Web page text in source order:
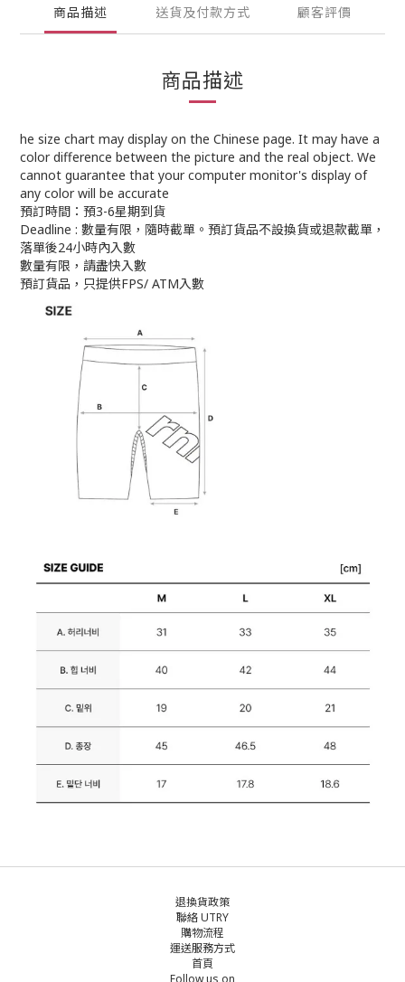
商品描述 送貨及付款方式 顧客評價
商品描述
he size chart may display on the Chinese page. It may have a
color difference between the picture and the real object. We
cannot guarantee that your computer monitor's display of
any color will be accurate
預訂時間：預3-6星期到貨
Deadline : 數量有限，隨時截單。預訂貨品不設換貨或退款截單，
落單後24小時內入數
數量有限，請盡快入數
預訂貨品，只提供FPS/ ATM入數
退換貨政策
聯絡 UTRY
購物流程
運送服務方式
首頁